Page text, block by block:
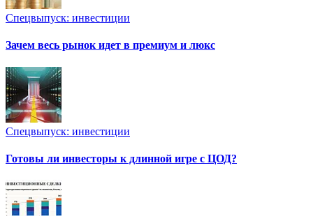
Спецвыпуск: инвестиции
Зачем весь рынок идет в премиум и люкс
Спецвыпуск: инвестиции
Готовы ли инвесторы к длинной игре с ЦОД?